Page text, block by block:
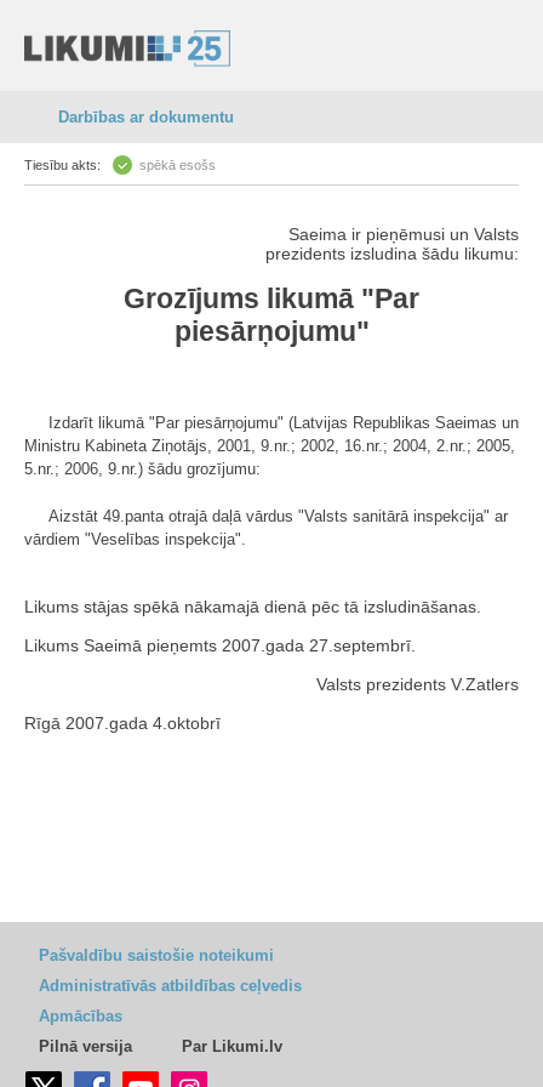
Darbības ar dokumentu
Tiesību akts: spēkā esošs
Saeima ir pieņēmusi un Valsts
prezidents izsludina šādu likumu:
Grozījums likumā "Par
piesārņojumu"
Izdarīt likumā "Par piesārņojumu" (Latvijas Republikas Saeimas un
Ministru Kabineta Ziņotājs, 2001, 9.nr.; 2002, 16.nr.; 2004, 2.nr.; 2005,
5.nr.; 2006, 9.nr.) šādu grozījumu:
Aizstāt 49.panta otrajā daļā vārdus "Valsts sanitārā inspekcija" ar
vārdiem "Veselības inspekcija".
Likums stājas spēkā nākamajā dienā pēc tā izsludināšanas.
Likums Saeimā pieņemts 2007.gada 27.septembrī.
Valsts prezidents V.Zatlers
Rīgā 2007.gada 4.oktobrī
Pašvaldību saistošie noteikumi
Administratīvās atbildības ceļvedis
Apmācības
Pilnā versija
Par Likumi.lv